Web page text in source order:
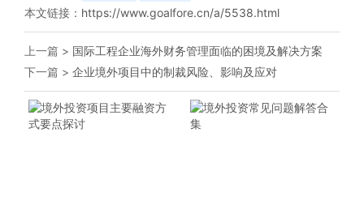
本文链接： https://www.goalfore.cn/a/5538.html
上一篇 > 国际工程企业海外财务管理面临的困境及解决方案
下一篇 > 企业境外项目中的制裁风险、影响及应对